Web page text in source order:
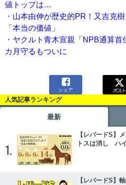
値トップは…
・ 山本由伸が歴史的PR！又吉克
「本当の価値」
・ ヤクルト青木宣親「NPB通算
カ月守るもついに

シェア
人気記事ランキング
最新
1.
【レパードS】
トスは消し ハ
【レパードS】